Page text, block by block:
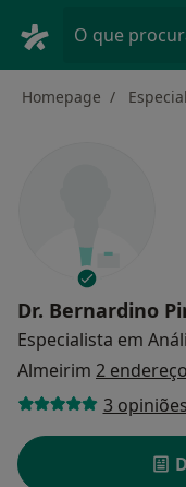
O que
Homepage
Dr. Bernardino
Especialista em
Almeirim 2
3 opiniões